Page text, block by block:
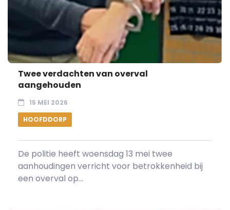
Twee verdachten van overval
aangehouden
15 MEI 2026
HOOFDDORP
De politie heeft woensdag 13 mei twee
aanhoudingen verricht voor betrokkenheid bij
een overval op...